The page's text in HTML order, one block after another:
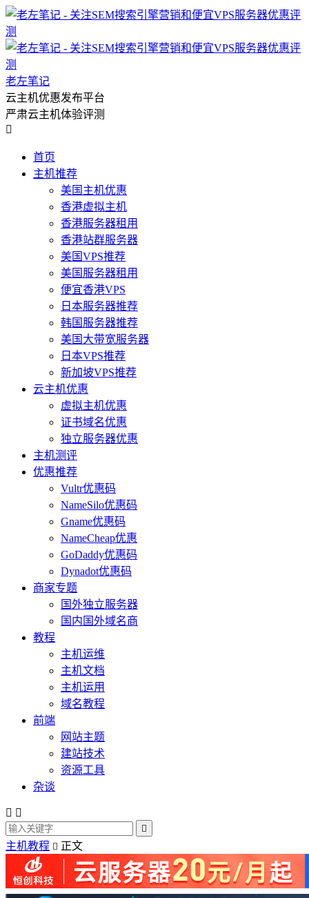
老左笔记
云主机优惠发布平台
严肃云主机体验评测

首页
主机推荐
美国主机优惠
香港虚拟主机
香港服务器租用
香港站群服务器
美国VPS推荐
美国服务器租用
便宜香港VPS
日本服务器推荐
韩国服务器推荐
美国大带宽服务器
日本VPS推荐
新加坡VPS推荐
云主机优惠
虚拟主机优惠
证书域名优惠
独立服务器优惠
主机测评
优惠推荐
Vultr优惠码
NameSilo优惠码
Gname优惠码
NameCheap优惠
GoDaddy优惠码
Dynadot优惠码
商家专题
国外独立服务器
国内国外域名商
教程
主机运维
主机文档
主机运用
域名教程
前端
网站主题
建站技术
资源工具
杂谈
 

主机教程  正文